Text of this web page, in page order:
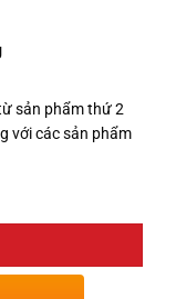
sản phẩm thứ 2
với các sản phẩm